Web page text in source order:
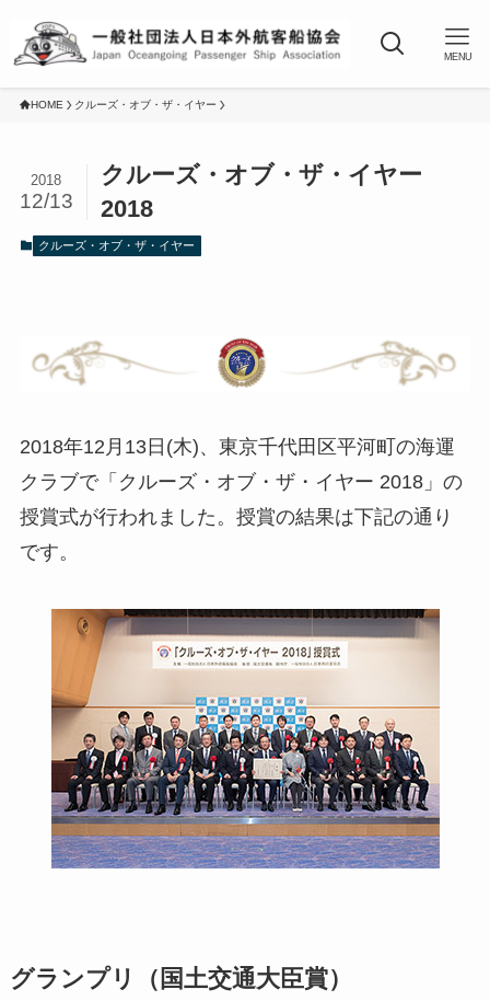
MENU
HOME クルーズ・オブ・ザ・イヤー
クルーズ・オブ・ザ・イヤー
2018
2018
12/13
クルーズ・オブ・ザ・イヤー
2018年12月13日(木)、東京千代田区平河町の海運
クラブで「クルーズ・オブ・ザ・イヤー 2018」の
授賞式が行われました。授賞の結果は下記の通り
です。
グランプリ（国土交通大臣賞）